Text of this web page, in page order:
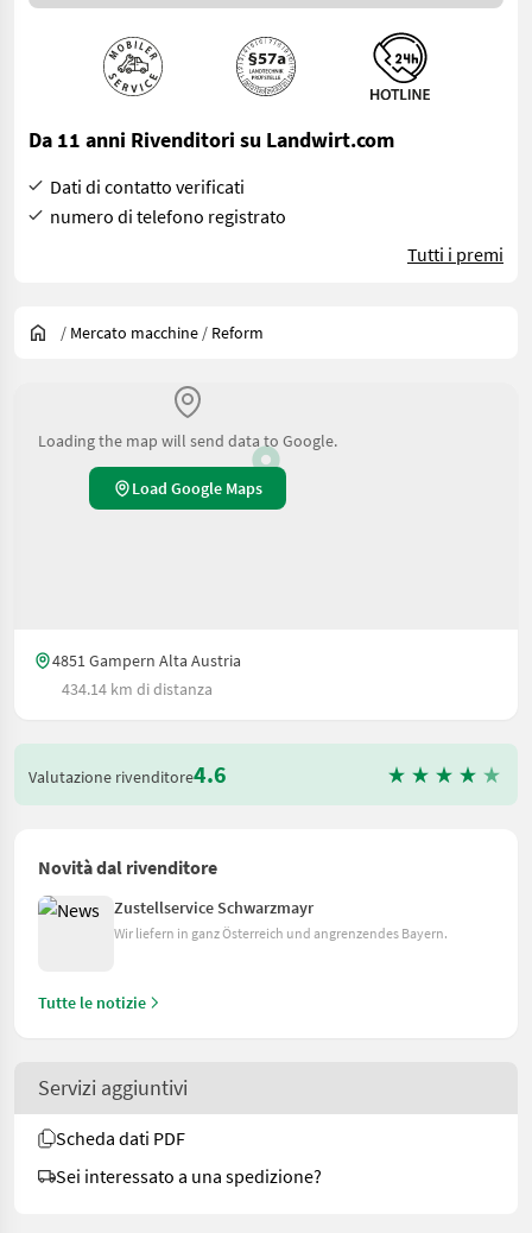
Da 11 anni Rivenditori su Landwirt.com
Dati di contatto verificati
numero di telefono registrato
Tutti i premi
/ Mercato macchine / Reform
Loading the map will send data to Google.
Load Google Maps
4851 Gampern Alta Austria
434.14 km di distanza
Valutazione rivenditore4.6
Novità dal rivenditore
Zustellservice Schwarzmayr
Wir liefern in ganz Österreich und angrenzendes Bayern.
Tutte le notizie
Servizi aggiuntivi
Scheda dati PDF
Sei interessato a una spedizione?